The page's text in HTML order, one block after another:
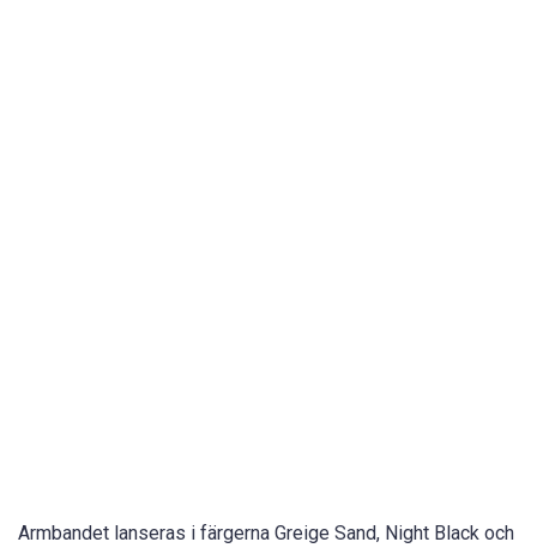
Armbandet lanseras i färgerna Greige Sand, Night Black och